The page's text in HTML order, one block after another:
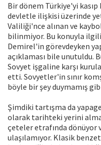
Bir dönem Türkiye'yi
devletle ilişkisi üzerinde
Valiliği'nce alınan ve
bilinmiyor. Bu konuyla
Demirel'in görevdeyken
açıklaması bile unutuldu.
Sovyet işgaline karşı
etti. Sovyetler'in sınır
böyle bir şey duymamış
Şimdiki tartışma da
olarak tarihteki yerini
çeteler etrafında dönüyor
ulaşılamıyor. Klasik